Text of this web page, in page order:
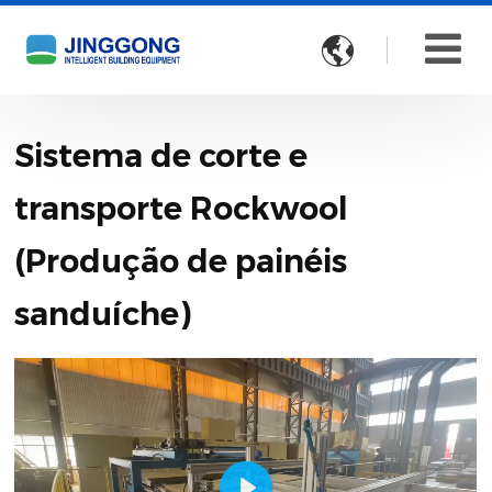

Sistema de corte e
transporte Rockwool
(Produção de painéis
sanduíche)